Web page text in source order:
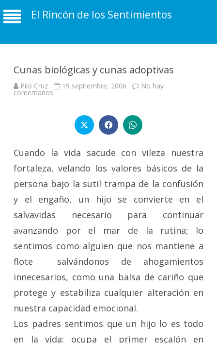
El Rincón de los Sentimientos
Cunas biológicas y cunas adoptivas
Pilo Cruz 19 septiembre, 2006 No hay
comentariosen
adoptivas
Cuando la vida sacude con vileza nuestra
fortaleza, velando los valores básicos de la
persona bajo la sutil trampa de la confusión
y el engaño, un hijo se convierte en el
salvavidas necesario para continuar
avanzando por el mar de la rutina; lo
sentimos como alguien que nos mantiene a
flote salvándonos de ahogamientos
innecesarios, como una balsa de cariño que
protege y estabiliza cualquier alteración en
nuestra capacidad emocional.
Los padres sentimos que un hijo lo es todo
en la vida: ocupa el primer escalón en